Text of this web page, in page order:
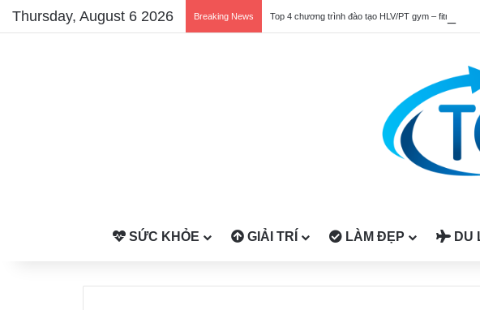
Thursday, August 6 2026 Breaking News
SỨC KHỎE GIẢI TRÍ LÀM ĐẸP DU